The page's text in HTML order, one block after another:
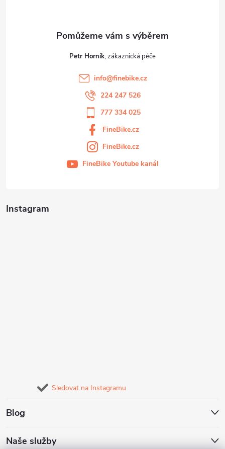
Instagram
Sledovat na Instagramu
Blog
Naše služby
Petr Horník
info@finebike.cz
224 247 526
777 334 025
FineBike.cz
FineBike.cz
FineBike Youtube kanál